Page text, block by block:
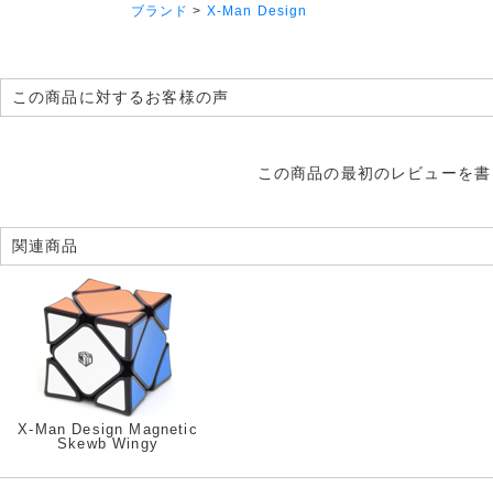
ブランド > X-Man Design
この商品に対するお客様の声
この商品の最初のレビューを
関連商品
X-Man Design Magnetic
Skewb Wingy